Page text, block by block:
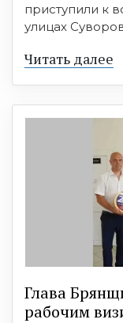
приступили к
улицах
Читать далее
Глава
рабочим